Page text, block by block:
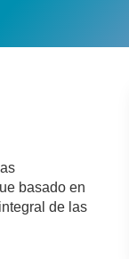
basado en
de las